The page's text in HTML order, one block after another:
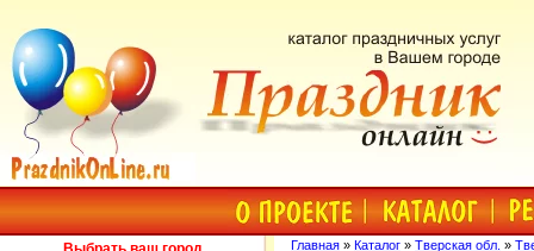
Главная » Каталог » Тверская обл. »